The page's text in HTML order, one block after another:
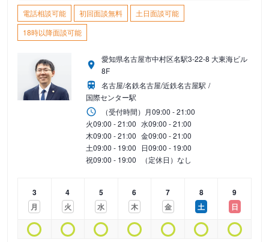
電話相談可能 初回面談無料
土日面談可能
18時以降面談可能
愛知県名古屋市中村区名駅3-22-8 大東海ビル
8F
名古屋/名鉄名古屋/近鉄名古屋駅
国際センター駅
（受付時間） 月09:00 - 21:00
火09:00 - 21:00 水09:00 - 21:00
木09:00 - 21:00 金09:00 - 21:00
土09:00 - 19:00 日09:00 - 19:00
祝09:00 - 19:00 （定休日）なし
3
月
4
火
5
水
6
木
7
金
8
土
9
日